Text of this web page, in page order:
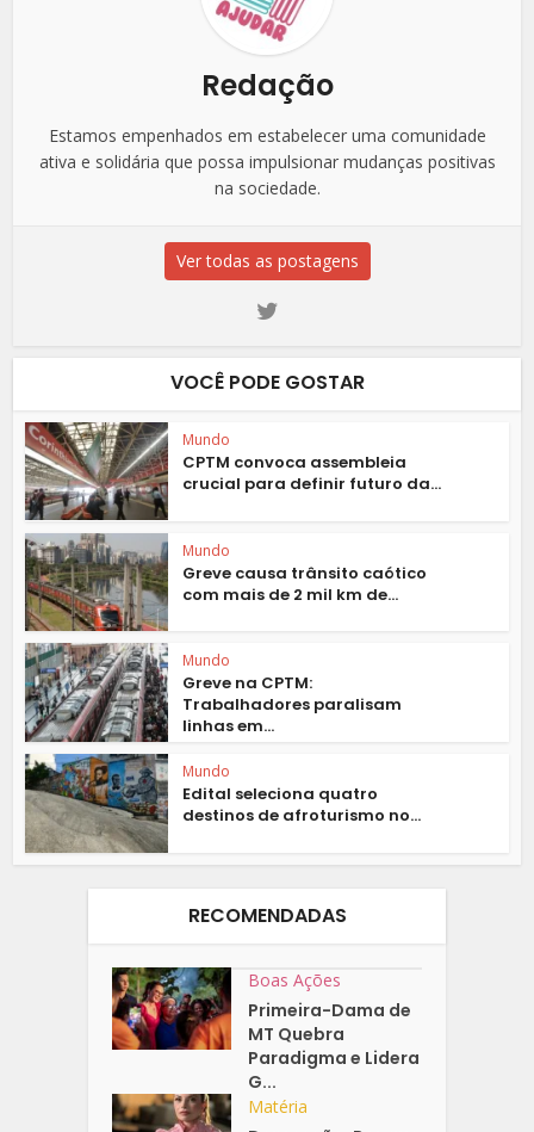
Redação
Estamos empenhados em estabelecer uma comunidade
ativa e solidária que possa impulsionar mudanças positivas
na sociedade.
Ver todas as postagens
VOCÊ PODE GOSTAR
Mundo
CPTM convoca assembleia
crucial para definir futuro da...
Mundo
Greve causa trânsito caótico
com mais de 2 mil km de...
Mundo
Greve na CPTM:
Trabalhadores paralisam
linhas em...
Mundo
Edital seleciona quatro
destinos de afroturismo no...
RECOMENDADAS
Boas Ações
Primeira-Dama de
MT Quebra
Paradigma e Lidera
G...
Matéria